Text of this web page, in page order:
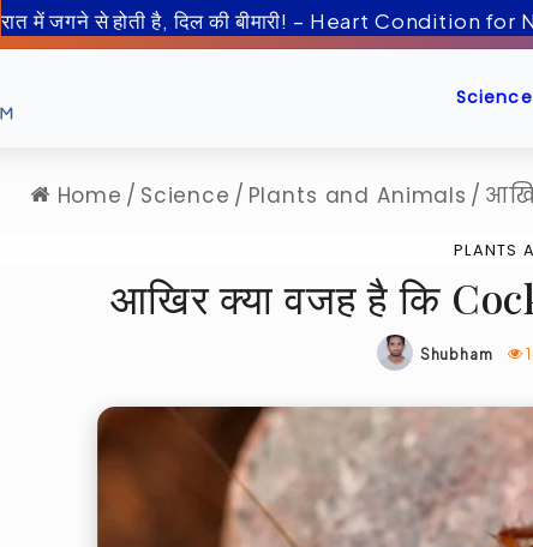
50 साल बाद इंसान जा रहा हैं चाँद के पास! – Artemis-2
Science
Home / Science / Plants and Animals /
PLANTS
आखिर क्या वजह है कि
Shubham